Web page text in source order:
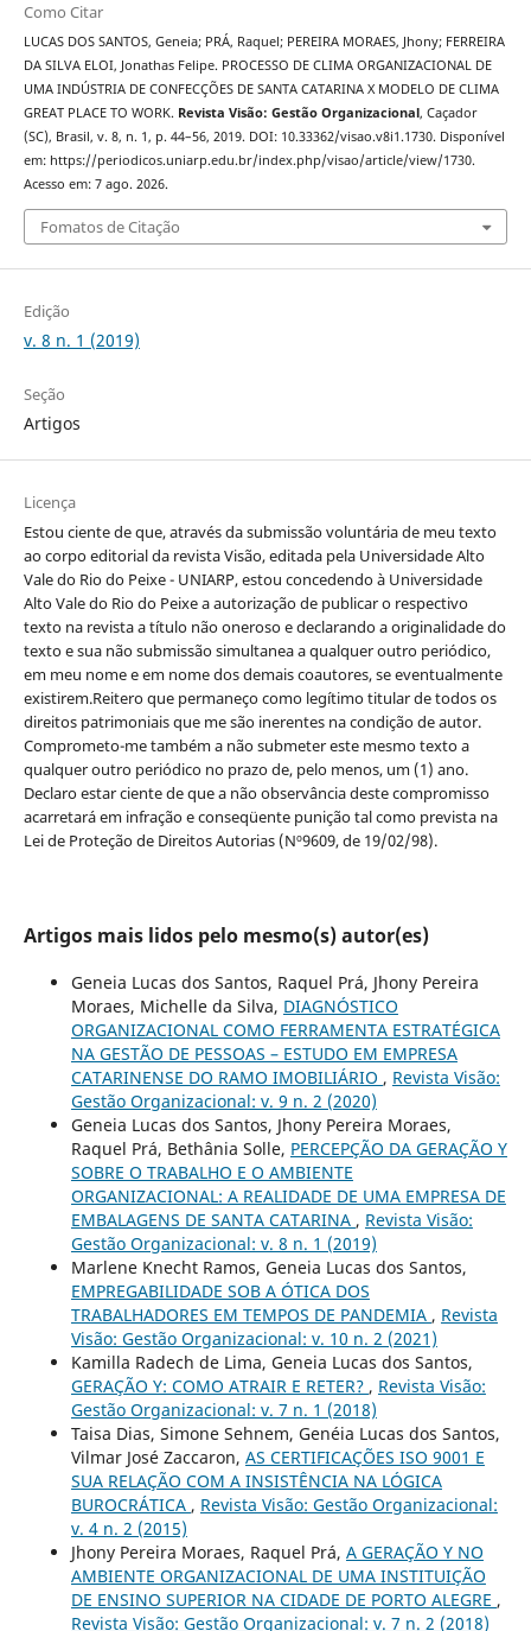
Como Citar
LUCAS DOS SANTOS, Geneia; PRÁ, Raquel; PEREIRA MORAES, Jhony; FERREIRA
DA SILVA ELOI, Jonathas Felipe. PROCESSO DE CLIMA ORGANIZACIONAL DE
UMA INDÚSTRIA DE CONFECÇÕES DE SANTA CATARINA X MODELO DE CLIMA
GREAT PLACE TO WORK. Revista Visão: Gestão Organizacional, Caçador
(SC), Brasil, v. 8, n. 1, p. 44–56, 2019. DOI: 10.33362/visao.v8i1.1730. Disponível
em: https://periodicos.uniarp.edu.br/index.php/visao/article/view/1730.
Acesso em: 7 ago. 2026.
Fomatos de Citação
Edição
v. 8 n. 1 (2019)
Seção
Artigos
Licença
Estou ciente de que, através da submissão voluntária de meu texto
ao corpo editorial da revista Visão, editada pela Universidade Alto
Vale do Rio do Peixe - UNIARP, estou concedendo à Universidade
Alto Vale do Rio do Peixe a autorização de publicar o respectivo
texto na revista a título não oneroso e declarando a originalidade do
texto e sua não submissão simultanea a qualquer outro periódico,
em meu nome e em nome dos demais coautores, se eventualmente
existirem.Reitero que permaneço como legítimo titular de todos os
direitos patrimoniais que me são inerentes na condição de autor.
Comprometo-me também a não submeter este mesmo texto a
qualquer outro periódico no prazo de, pelo menos, um (1) ano.
Declaro estar ciente de que a não observância deste compromisso
acarretará em infração e conseqüente punição tal como prevista na
Lei de Proteção de Direitos Autorias (Nº9609, de 19/02/98).
Artigos mais lidos pelo mesmo(s) autor(es)
Geneia Lucas dos Santos, Raquel Prá, Jhony Pereira
Moraes, Michelle da Silva, DIAGNÓSTICO
ORGANIZACIONAL COMO FERRAMENTA ESTRATÉGICA
NA GESTÃO DE PESSOAS – ESTUDO EM EMPRESA
CATARINENSE DO RAMO IMOBILIÁRIO , Revista Visão:
Gestão Organizacional: v. 9 n. 2 (2020)
Geneia Lucas dos Santos, Jhony Pereira Moraes,
Raquel Prá, Bethânia Solle, PERCEPÇÃO DA GERAÇÃO Y
SOBRE O TRABALHO E O AMBIENTE
ORGANIZACIONAL: A REALIDADE DE UMA EMPRESA DE
EMBALAGENS DE SANTA CATARINA , Revista Visão:
Gestão Organizacional: v. 8 n. 1 (2019)
Marlene Knecht Ramos, Geneia Lucas dos Santos,
EMPREGABILIDADE SOB A ÓTICA DOS
TRABALHADORES EM TEMPOS DE PANDEMIA , Revista
Visão: Gestão Organizacional: v. 10 n. 2 (2021)
Kamilla Radech de Lima, Geneia Lucas dos Santos,
GERAÇÃO Y: COMO ATRAIR E RETER? , Revista Visão:
Gestão Organizacional: v. 7 n. 1 (2018)
Taisa Dias, Simone Sehnem, Genéia Lucas dos Santos,
Vilmar José Zaccaron, AS CERTIFICAÇÕES ISO 9001 E
SUA RELAÇÃO COM A INSISTÊNCIA NA LÓGICA
BUROCRÁTICA , Revista Visão: Gestão Organizacional:
v. 4 n. 2 (2015)
Jhony Pereira Moraes, Raquel Prá, A GERAÇÃO Y NO
AMBIENTE ORGANIZACIONAL DE UMA INSTITUIÇÃO
DE ENSINO SUPERIOR NA CIDADE DE PORTO ALEGRE ,
Revista Visão: Gestão Organizacional: v. 7 n. 2 (2018)